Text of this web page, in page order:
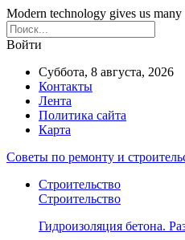
Modern technology gives us many
Войти
Суббота, 8 августа, 2026
Контакты
Лента
Политика сайта
Карта
Советы по ремонту и
Строительство
Строительство
Гидроизоляция бетона.